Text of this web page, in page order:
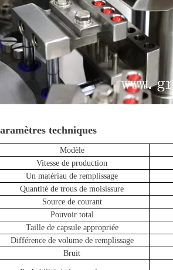
techniques
Modèle
Vitesse de production
Un matériau de remplissage
Quantité de trous de moisissure
Source de courant
Pouvoir total
Taille de capsule appropriée
Différence de volume de remplissage
Bruit